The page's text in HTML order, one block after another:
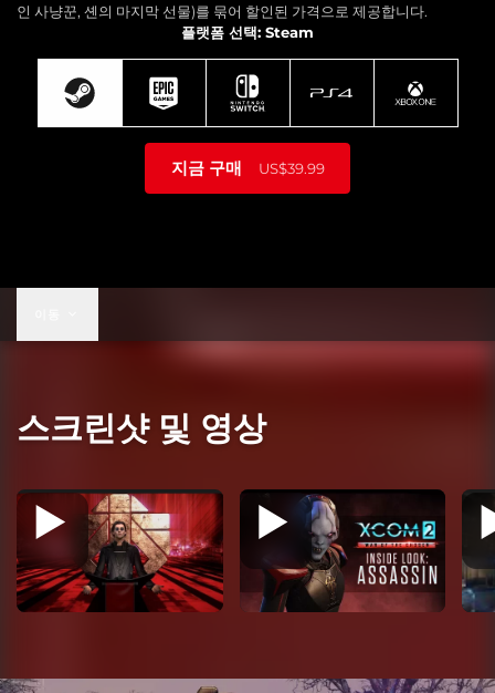
인 사냥꾼, 셴의 마지막 선물)를 묶어 할인된 가격으로 제공합니다.
플랫폼 선택: Steam
지금 구매 US$39.99
스크린샷 및 영상